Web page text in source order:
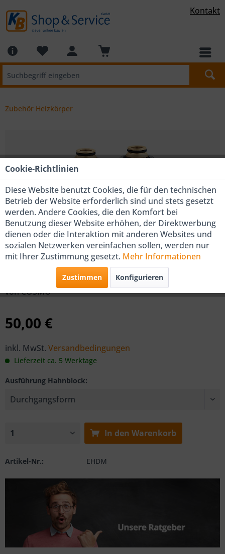
Kontakt
Zubehör Heizkörper
COSMO Einrohr-Hahnblock 3/4"
DN 20 Eckform / Durchgang
von COSMO
50,00 €
inkl. MwSt. Versandbedingungen
Lieferzeit ca. 5 Werktage
Ausführung Hahnblock:
In den Warenkorb
Artikel-Nr.: EHDM
Cookie-Richtlinien
Diese Website benutzt Cookies, die für den technischen
Betrieb der Website erforderlich sind und stets gesetzt
werden. Andere Cookies, die den Komfort bei
Benutzung dieser Website erhöhen, der Direktwerbung
dienen oder die Interaktion mit anderen Websites und
sozialen Netzwerken vereinfachen sollen, werden nur
mit Ihrer Zustimmung gesetzt. Mehr Informationen
Zustimmen Konfigurieren